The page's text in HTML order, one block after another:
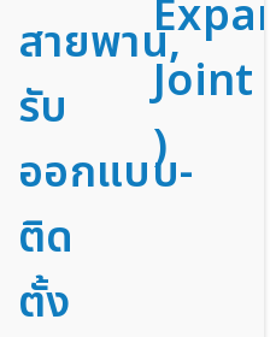
สายพาน,
รับ
ออกแบบ-
ติด
ตั้ง
Joint
)